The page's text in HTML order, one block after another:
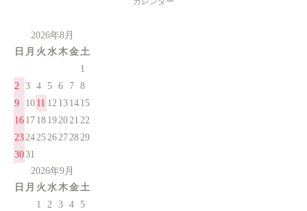
2026年8月
日 月 火 水木金土
1
2 3 4 5 6 7 8
9
10 11 12 13 14 15
16 17 18 192021 22
23242526272829
3031
2026年9月
日 月 火 水木金土
1
2 3 4
5